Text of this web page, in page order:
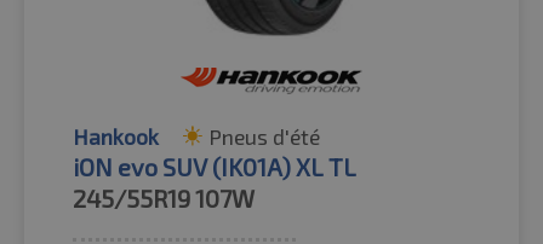
Hankook Pneus d'été
iON evo SUV (IK01A) XL TL
245/55R19107W